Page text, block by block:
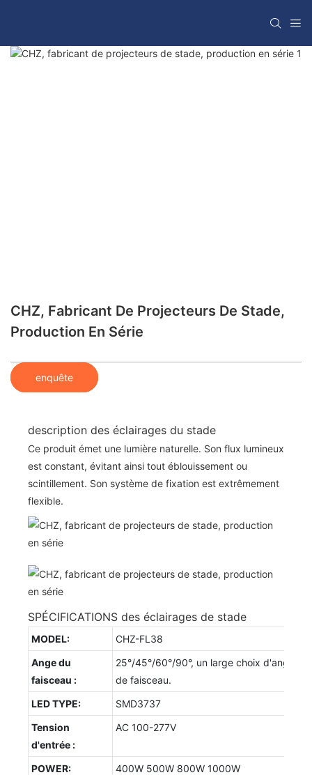
CHZ, Fabricant De Projecteurs De Stade,
Production En Série
enquête
description des éclairages du stade
Ce produit émet une lumière naturelle. Son flux lumineux
est constant, évitant ainsi tout éblouissement ou
scintillement. Son système de fixation est extrêmement
flexible.
SPÉCIFICATIONS des éclairages de stade
MODEL:
CHZ-FL38
Ange du
faisceau :
25°/45°/60°/90°, un large choix d'angles
de faisceau.
LED TYPE:
SMD3737
Tension
d'entrée :
AC 100-277V
POWER:
400W 500W 800W 1000W